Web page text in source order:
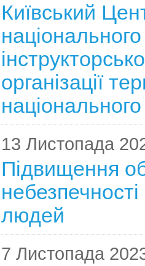
Київський
організації
13 Листопада
Підвищення
людей
7 Листопада